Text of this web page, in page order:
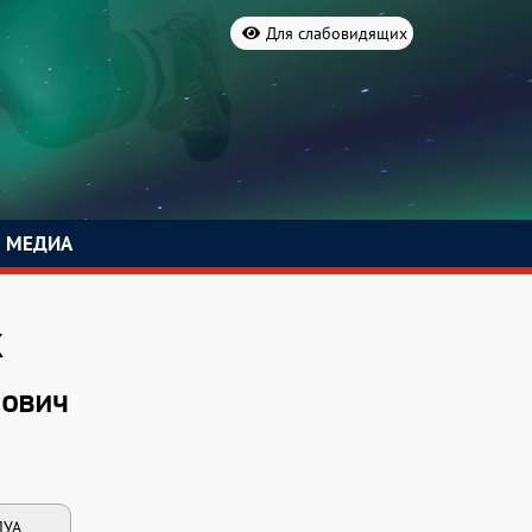
Для слабовидящих
МЕДИА